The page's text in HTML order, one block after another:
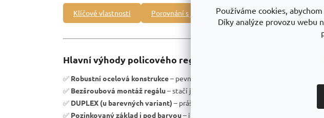
Používáme cookies,
Díky analýze provozu webu
Klíčové vlastnosti Porovnání s jinými produkty Proč je dobrou
Hlavní výhody policového regálu RH:
✅ Robustní ocelová konstrukce– pevnost a vysoká stabilita.
✅ Bezšroubová montáž regálu– stačí jen zasunout nosníky do stojin a přitlačit je
✅ DUPLEX (u barevných variant) – práškové lakování na pozinkovaném
✅ Pozinkovaný základ i pod barvou– i při lokálním poškození laku nezůstává